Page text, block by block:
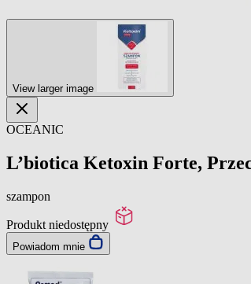
View larger image
OCEANIC
L’biotica Ketoxin Forte,
szampon
Produkt niedostępny
Powiadom mnie